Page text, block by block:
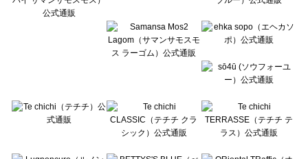
Wpc.（ワールドパーティー）の一覧